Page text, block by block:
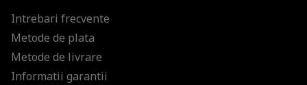
Intrebari frecvente
Metode de plata
Metode de livrare
Informatii garantii